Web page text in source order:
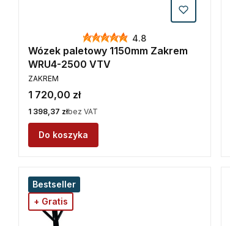
4.8
Wózek paletowy 1150mm Zakrem
WRU4-2500 VTV
PRODUCENT
ZAKREM
Cena
1 720,00 zł
Cena
1 398,37 złbez VAT
Do koszyka
Bestseller
+ Gratis